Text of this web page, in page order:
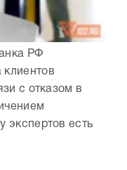
РФ
клиентов
с отказом в
экспертов есть